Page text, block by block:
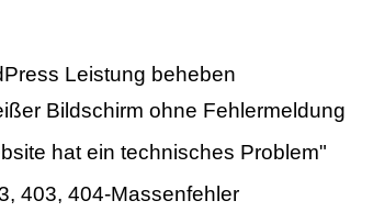
Leistung beheben
Bildschirm ohne Fehlermeldung
hat ein technisches Problem"
403, 404-Massenfehler